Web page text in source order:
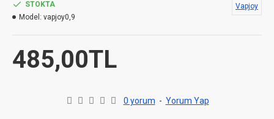
0 yorum - Yorum Yap
485,00TL
STOKTA
Model: vapjoy0,9
Vapjoy